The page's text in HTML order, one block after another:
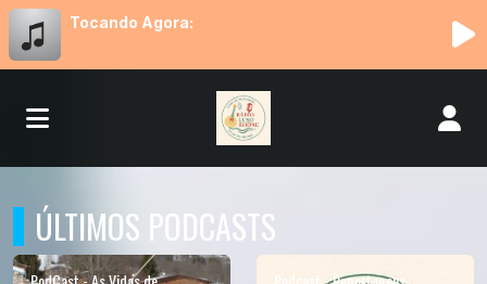
Tocando Agora:
ÚLTIMOS PODCASTS